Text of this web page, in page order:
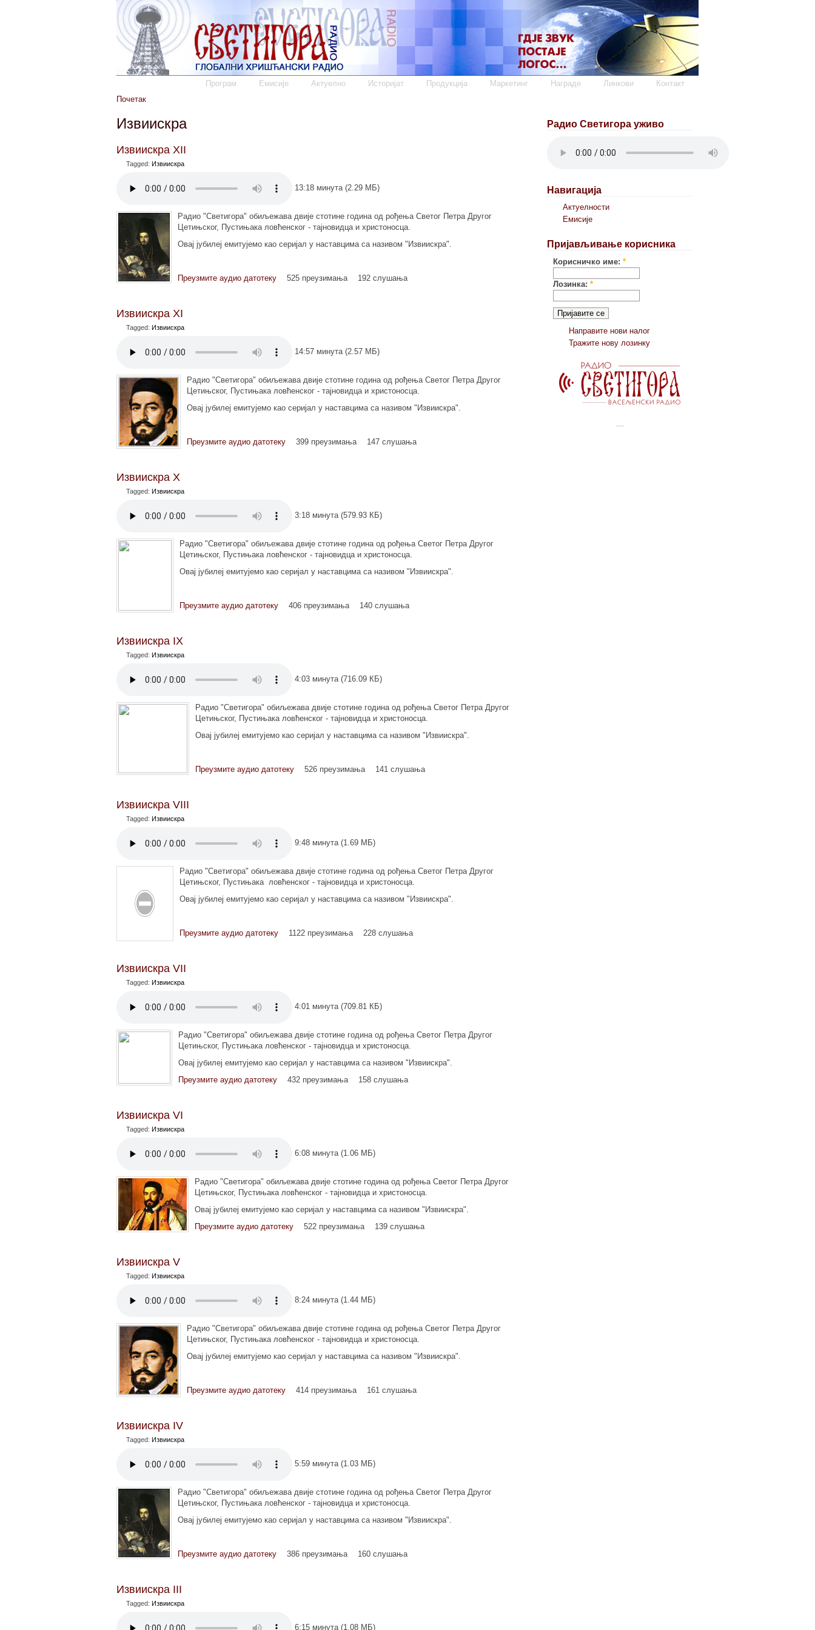
Програм Емисије Актуелно Историјат Продукција Маркетинг Награде Линкови
Контакт
Почетак
Извиискра
Извиискра XII
Tagged: Извиискра
13:18 минута (2.29 МБ)
Радио "Светигора" обиљежава двије стотине година од рођења Светог Петра Другог
Цетињског, Пустињака ловћенског - тајновидца и христоносца.
Овај јубилеј емитујемо као серијал у наставцима са називом "Извиискра".
Преузмите аудио датотеку 525 преузимања 192 слушања
Извиискра XI
Tagged: Извиискра
14:57 минута (2.57 МБ)
Радио "Светигора" обиљежава двије стотине година од рођења Светог Петра Другог
Цетињског, Пустињака ловћенског - тајновидца и христоносца.
Овај јубилеј емитујемо као серијал у наставцима са називом "Извиискра".
Преузмите аудио датотеку 399 преузимања 147 слушања
Извиискра X
Tagged: Извиискра
3:18 минута (579.93 КБ)
Радио "Светигора" обиљежава двије стотине година од рођења Светог Петра Другог
Цетињског, Пустињака ловћенског - тајновидца и христоносца.
Овај јубилеј емитујемо као серијал у наставцима са називом "Извиискра".
Преузмите аудио датотеку 406 преузимања 140 слушања
Извиискра IX
Tagged: Извиискра
4:03 минута (716.09 КБ)
Радио "Светигора" обиљежава двије стотине година од рођења Светог Петра Другог
Цетињског, Пустињака ловћенског - тајновидца и христоносца.
Овај јубилеј емитујемо као серијал у наставцима са називом "Извиискра".
Преузмите аудио датотеку 526 преузимања 141 слушања
Извиискра VIII
Tagged: Извиискра
9:48 минута (1.69 МБ)
Радио "Светигора" обиљежава двије стотине година од рођења Светог Петра Другог
Цетињског, Пустињака ловћенског - тајновидца и христоносца.
Овај јубилеј емитујемо као серијал у наставцима са називом "Извиискра".
Преузмите аудио датотеку 1122 преузимања 228 слушања
Извиискра VII
Tagged: Извиискра
4:01 минута (709.81 КБ)
Радио "Светигора" обиљежава двије стотине година од рођења Светог Петра Другог
Цетињског, Пустињака ловћенског - тајновидца и христоносца.
Овај јубилеј емитујемо као серијал у наставцима са називом "Извиискра".
Преузмите аудио датотеку
432 преузимања 158 слушања
Извиискра VI
Tagged: Извиискра
6:08 минута (1.06 МБ)
Радио "Светигора" обиљежава двије стотине година од рођења Светог Петра Другог
Цетињског, Пустињака ловћенског - тајновидца и христоносца.
Овај јубилеј емитујемо као серијал у наставцима са називом "Извиискра".
Преузмите аудио датотеку
522 преузимања 139 слушања
Извиискра V
Tagged: Извиискра
8:24 минута (1.44 МБ)
Радио "Светигора" обиљежава двије стотине година од рођења Светог Петра Другог
Цетињског, Пустињака ловћенског - тајновидца и христоносца.
Овај јубилеј емитујемо као серијал у наставцима са називом "Извиискра".
Преузмите аудио датотеку 414 преузимања 161 слушања
Извиискра IV
Tagged: Извиискра
5:59 минута (1.03 МБ)
Радио "Светигора" обиљежава двије стотине година од рођења Светог Петра Другог
Цетињског, Пустињака ловћенског - тајновидца и христоносца.
Овај јубилеј емитујемо као серијал у наставцима са називом "Извиискра".
Преузмите аудио датотеку 386 преузимања 160 слушања
Извиискра III
Tagged: Извиискра
6:15 минута (1.08 МБ)
Радио Светигора уживо
Навигација
Актуелности
Емисије
Пријављивање корисника
Корисничко име: *
Лозинка: *
Направите нови налог
Тражите нову лозинку